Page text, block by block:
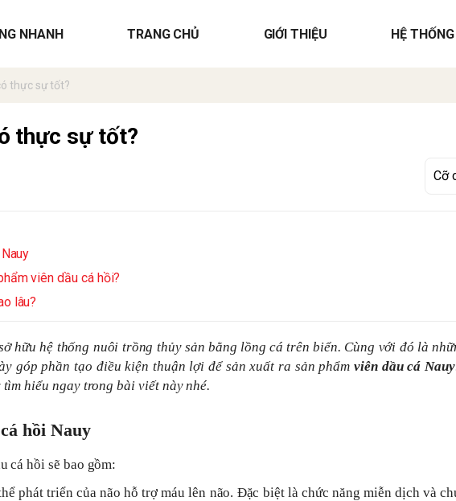
NHANH TRANG CHỦ GIỚI THIỆU HỆ
thực sự tốt?
thực sự tốt?
viên dầu cá hồi?
lâu?
hữu hệ thống nuôi trồng thủy sản bằng lồng cá trên biển. Cùng với đó là
góp phần tạo điều kiện thuận lợi để sản xuất ra sản phẩmviên dầu cá Nauy
tìm hiểu ngay trongbài viếtnày nhé.
hồi Nauy
cá hồi sẽ bao gồm:
phát triển của não hỗ trợ máu lên não. Đặc biệt là chức năng miễn dịch và